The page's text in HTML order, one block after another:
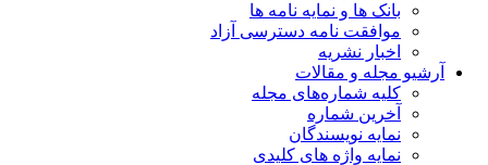
بانک ها و نمایه نامه ها
موافقت نامه دسترسی آزاد
اخبار نشریه
آرشیو مجله و مقالات
کلیه شماره‌های مجله
آخرین شماره
نمایه نویسندگان
نمایه واژه های کلیدی